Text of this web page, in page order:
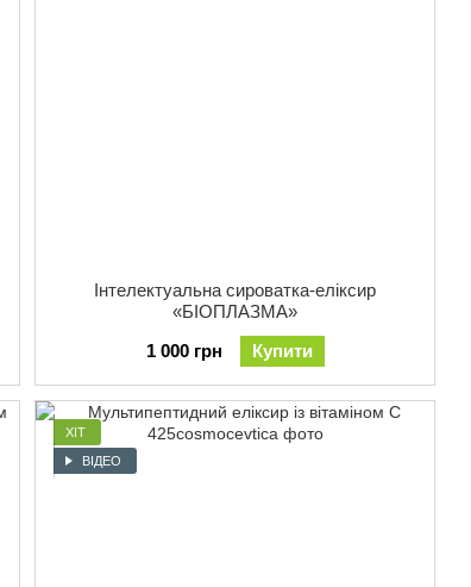
Інтелектуальна сироватка-еліксир
«БІОПЛАЗМА»
1 000 грн
Купити
ХІТ
ВІДЕО